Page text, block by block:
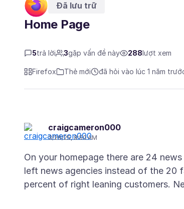
Đã lưu trữ
Home Page
5trả lời 3gặp vấn đề này 288 lượt xem
Firefox Thẻ mới đã hỏi vào lúc 1 năm
craigcameron000
3/26/25, 8:50 AM
On your homepage there are 24
left news agencies instead of the 20